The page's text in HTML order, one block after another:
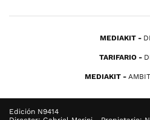
MEDIAKIT
TARIFARIO
MEDIAKIT
Edición N9414